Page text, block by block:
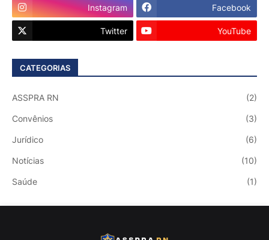
Instagram Facebook
Twitter YouTube
CATEGORIAS
ASSPRA RN (2)
Convênios (3)
Jurídico (6)
Notícias (10)
Saúde (1)